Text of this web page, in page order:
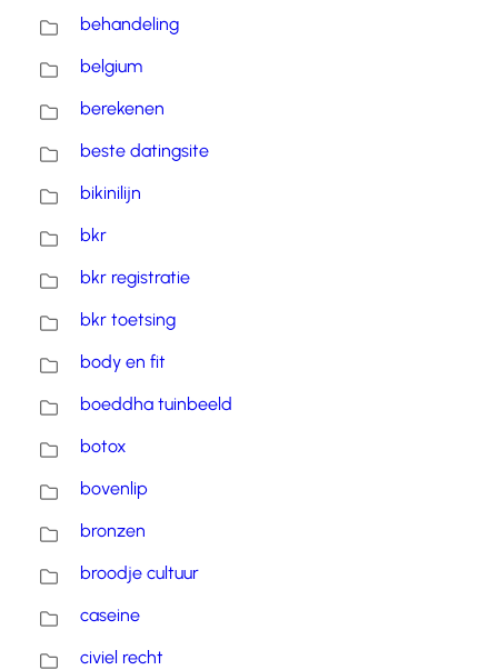
behandeling
belgium
berekenen
beste datingsite
bikinilijn
bkr
bkr registratie
bkr toetsing
body en fit
boeddha tuinbeeld
botox
bovenlip
bronzen
broodje cultuur
caseine
civiel recht